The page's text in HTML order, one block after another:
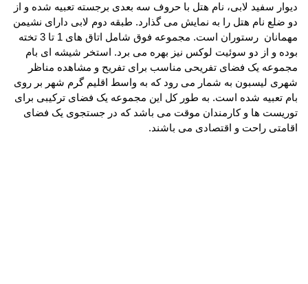
دیوار سفید لابی، نام هتل با حروف سه بعدی برجسته تعبیه شده و از
دو ضلع نام هتل را به نمایش می گذارد. طبقه دوم لابی دارای نشیمن
مهمانان رستوران است. مجموعه فوق شامل اتاق های 1 تا 3 تخته
بوده و از دو سوئیت لوکس نیز بهره می برد. استخر شیشه ای بام
مجموعه یک فضای تفریحی مناسب برای تفریح و مشاهده مناظر
شهری لیسبون به شمار می رود که به واسط اقلیم گرم شهر بر روی
بام تعبیه شده است. به طور کل این مجموعه یک فضای ترکیبی برای
توریست ها و کارمندان موقت می باشد که در جستجوی یک فضای
اقامتی راحت و اقتصادی می باشند.